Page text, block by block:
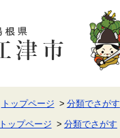
トップページ 分類でさがす
トップページ 分類でさがす